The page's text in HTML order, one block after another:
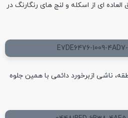
العاده ای از اسکله و لنج های رنگارنگ در
ناشی ازبرخورد دائمی با همین جلوه